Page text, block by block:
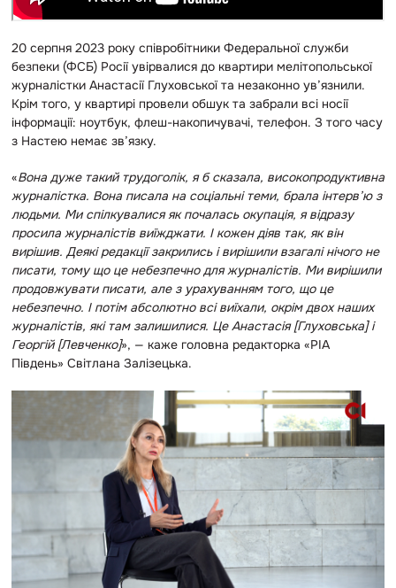
20 серпня 2023 року співробітники Федеральної служби
безпеки (ФСБ) Росії увірвалися до квартири мелітопольської
журналістки Анастасії Глуховської та незаконно ув’язнили.
Крім того, у квартирі провели обшук та забрали всі носії
інформації: ноутбук, флеш-накопичувачі, телефон. З того часу
з Настею немає зв’язку.
«Вона дуже такий трудоголік, я б сказала, високопродуктивна
журналістка. Вона писала на соціальні теми, брала інтерв’ю з
людьми. Ми спілкувалися як почалась окупація, я відразу
просила журналістів виїжджати. І кожен діяв так, як він
вирішив. Деякі редакції закрились і вирішили взагалі нічого не
писати, тому що це небезпечно для журналістів. Ми вирішили
продовжувати писати, але з урахуванням того, що це
небезпечно. І потім абсолютно всі виїхали, окрім двох наших
журналістів, які там залишилися. Це Анастасія [Глуховська] і
Георгій [Левченко]», — каже головна редакторка «РІА
Південь» Світлана Залізецька.